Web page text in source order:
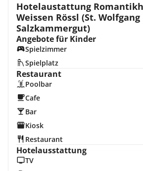
Hotelaustattung
Weissen Rössl (St.
Salzkammergut)
Angebote für Kinder
Spielzimmer
Spielplatz
Restaurant
Poolbar
Cafe
Bar
Kiosk
Restaurant
Hotelausstattung
TV